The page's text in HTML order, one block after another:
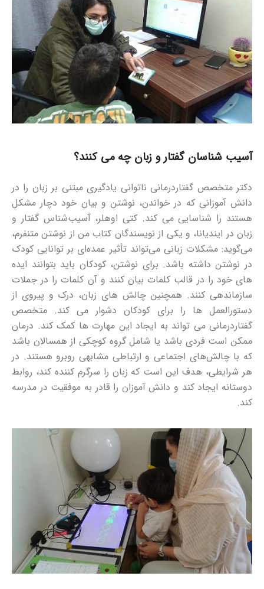
آسیب شناسان گفتار و زبان چه می کنند؟
دکتر متخصص گفتاردرمانی ناتوانی یادگیری مبتنی بر زبان را در
دانش آموزانی که در خواندن، نوشتن و بیان خود دچار مشکل
هستند را شناسایی می کند. کتی اوهلر، آسیب‌شناس گفتار و
زبان در ایندیانا، و یکی از نویسندگان کتاب من از نوشتن متنفرم،
می‌گوید: مشکلات زبانی می‌تواند تأثیر عمده‌ای بر توانایی کودک
در نوشتن داشته باشد. برای نوشتن، کودکان باید بتوانند ایده
های خود را در قالب کلمات بیان کنند و آن کلمات را در جملات
سازماندهی کنند. همچنین چالش های زبان، درک و پیروی از
دستورالعمل ها را برای کودکان دشوار می کند. متخصص
گفتاردرمانی می تواند به ایجاد این مهارت ها کمک کند. درمان
ممکن است فردی باشد یا شامل گروه کوچکی از همسالان باشد
که با چالش‌های اجتماعی و ارتباطی مشابهی روبرو هستند. در
هر شرایطی، هدف این است که زبان را سرگرم کننده کند، روابط
دوستانه ایجاد کند و دانش آموزان را قادر به موفقیت در مدرسه
کند.